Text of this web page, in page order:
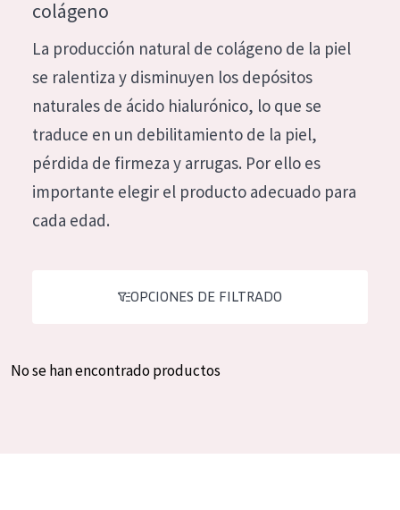
Hidratación y luminosidad
Reducción de arrugas
Regeneración
Piel menopáusica
TIPO DE PRODUCTO
Crema de ojos
Limpieza
German
Spanish
colágeno
La producción natural de colágeno de la piel
se ralentiza y disminuyen los depósitos
naturales de ácido hialurónico, lo que se
traduce en un debilitamiento de la piel,
pérdida de firmeza y arrugas. Por ello es
importante elegir el producto adecuado para
cada edad.
OPCIONES DE FILTRADO
No se han encontrado productos